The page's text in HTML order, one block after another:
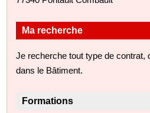
Ma recherche
Je recherche tout type de contrat,
dans le Bâtiment.
Formations